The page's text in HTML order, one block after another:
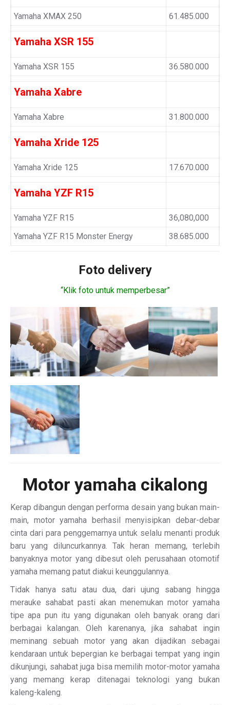
Yamaha XMAX 250 61.485.000
Yamaha XSR 155
Yamaha XSR 155 36.580.000
Yamaha Xabre
Yamaha Xabre 31.800.000
Yamaha Xride 125
Yamaha Xride 125 17.670.000
Yamaha YZF R15
Yamaha YZF R15
36,080,000
Yamaha YZF R15 Monster Energy
38.685.000
Foto delivery
“Klik foto untuk memperbesar”
Motor yamaha cikalong
Kerap dibangun dengan performa desain yang bukan main-
main, motor yamaha berhasil menyisipkan debar-debar
cinta dari para penggemarnya untuk selalu menanti produk
baru yang diluncurkannya. Tak heran memang, terlebih
banyaknya motor yang dibesut oleh perusahaan otomotif
yamaha memang patut diakui keunggulannya.
Tidak hanya satu atau dua, dari ujung sabang hingga
merauke sahabat pasti akan menemukan motor yamaha
tipe apa pun itu yang digunakan oleh banyak orang dari
berbagai kalangan. Oleh karenanya, jika sahabat ingin
meminang sebuah motor yang akan dijadikan sebagai
kendaraan untuk bepergian ke berbagai tempat yang ingin
dikunjungi, sahabat juga bisa memilih motor-motor yamaha
yang memang kerap ditenagai teknologi yang bukan
kaleng-kaleng.